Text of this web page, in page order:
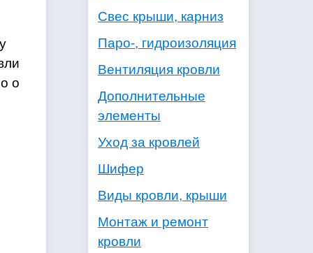
о
Свес крыши, карниз
Паро-, гидроизоляция
Вентиляция кровли
Дополнительные
элементы
Уход за кровлей
Шифер
Виды кровли, крыши
Монтаж и ремонт
кровли